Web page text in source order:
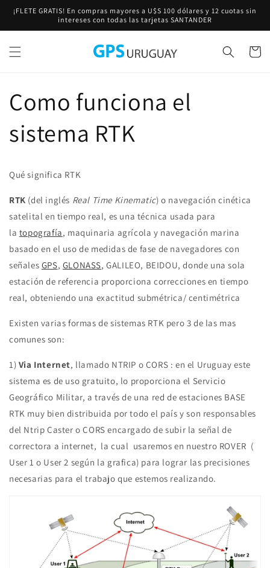
directamente
al contenido
¡FLETE GRATIS! En compras mayores a U$S 100 dólares y 12 cuotas sin
intereses con todas las tarjetas SANTANDER
Carrito
Como funciona el
sistema RTK
Qué significa RTK
RTK (del inglés Real Time Kinematic) o navegación cinética
satelital en tiempo real, es una técnica usada para
la topografía, maquinaria agrícola y navegación marina
basado en el uso de medidas de fase de navegadores con
señales GPS, GLONASS, GALILEO, BEIDOU, donde una sola
estación de referencia proporciona correcciones en tiempo
real, obteniendo una exactitud submétrica/ centimétrica
Existen varias formas de sistemas RTK pero 3 de las mas
comunes son:
1) Via Internet, llamado NTRIP o CORS : en el Uruguay este
sistema es de uso gratuito, lo proporciona el Servicio
Geográfico Militar, a través de una red de estaciones BASE
RTK muy bien distribuida por todo el país y son responsables
del Ntrip Caster o CORS encargado de subir la señal de
correctora a internet, la cual usaremos en nuestro ROVER (
User 1 o User 2 según la grafica) para lograr las precisiones
necesarias para el trabajo que estemos realizando.